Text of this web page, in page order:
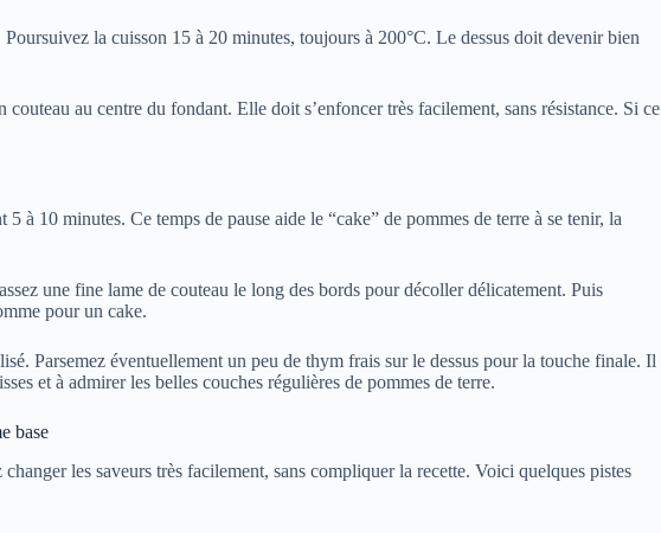
la cuisson 15 à 20 minutes, toujours à 200°C. Le dessus doit devenir bien
au centre du fondant. Elle doit s’enfoncer très facilement, sans résistance. Si ce
à 10 minutes. Ce temps de pause aide le “cake” de pommes de terre à se tenir, la
une fine lame de couteau le long des bords pour décoller délicatement. Puis
pour un cake.
Parsemez éventuellement un peu de thym frais sur le dessus pour la touche finale. Il
et à admirer les belles couches régulières de pommes de terre.
base
les saveurs très facilement, sans compliquer la recette. Voici quelques pistes